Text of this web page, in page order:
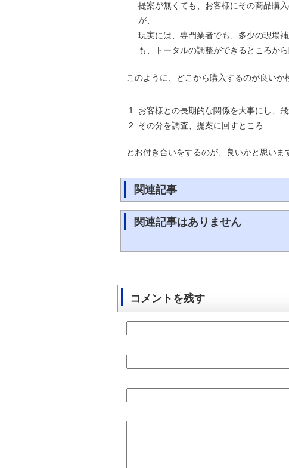
提案が無くても、お客様にその商品購
が、
現実には、専門業者でも、多少の現場
も、トータルの調整ができるところか
このように、どこから購入するのが良い
お客様との長期的な関係を大事にし、
その分を調査、提案に回すところ
とお付き合いをするのが、良いかと思いま
関連記事
関連記事はありません
コメントを残す